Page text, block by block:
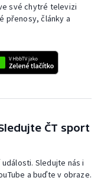
své chytré televizi
přenosy, články a
ČT sport
Sledujte nás i
a buďte v obraze.